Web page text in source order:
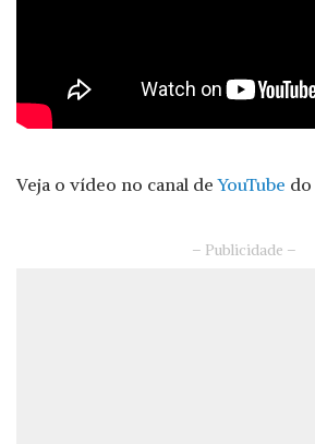
Veja o vídeo no canal deYouTube do
– Publicidade –